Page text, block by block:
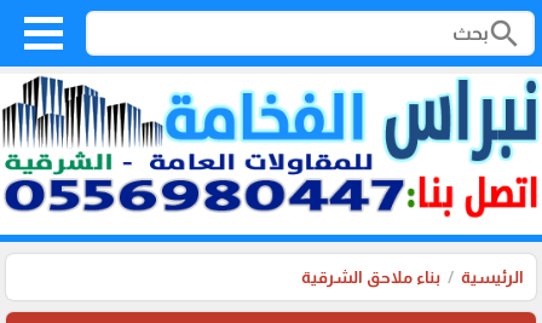
search
الرئيسية بناء ملاحق الشرقية